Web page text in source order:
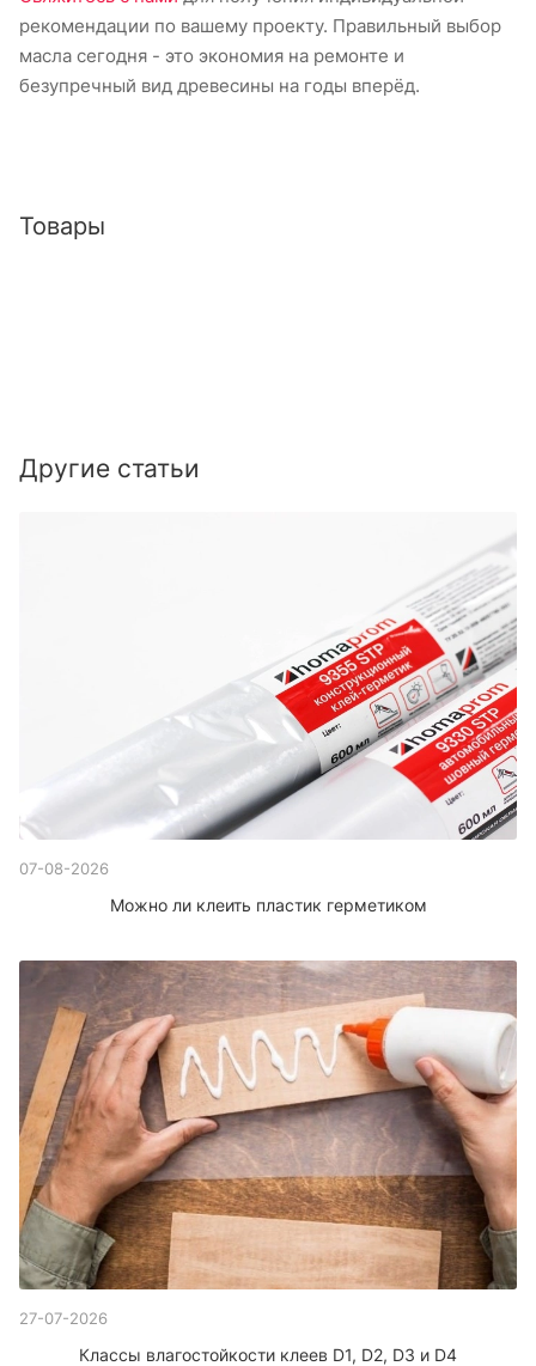
рекомендации по вашему проекту. Правильный выбор
масла сегодня - это экономия на ремонте и
безупречный вид древесины на годы вперёд.
Товары
Другие статьи
07-08-2026
Можно ли клеить пластик герметиком
27-07-2026
Классы влагостойкости клеев D1, D2, D3 и D4